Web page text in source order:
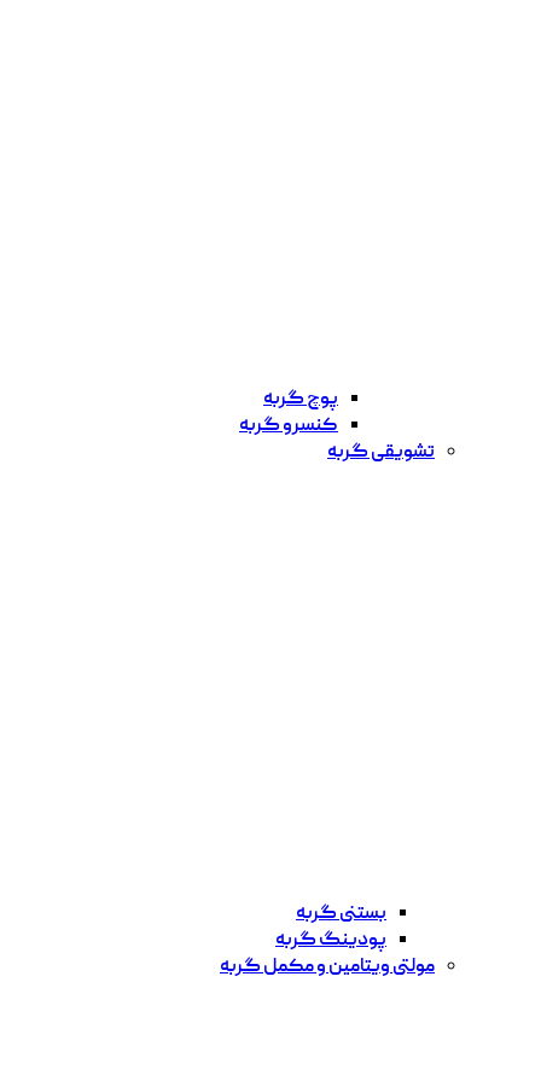
پوچ گربه
کنسرو گربه
تشویقی گربه
بستنی گربه
پودینگ گربه
مولتی ویتامین و مکمل گربه